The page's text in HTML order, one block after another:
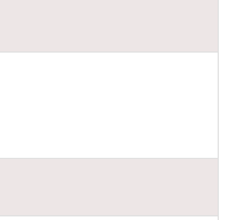
• • •